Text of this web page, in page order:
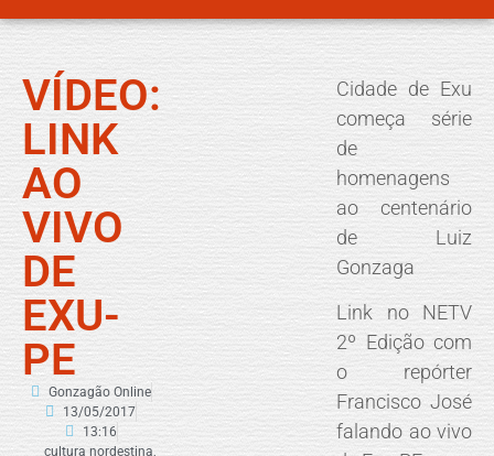
VÍDEO:
LINK
AO
VIVO
DE
EXU-
PE
Gonzagão Online
13/05/2017
13:16
cultura nordestina,
Cidade de Exu
começa série
de
homenagens
ao centenário
de Luiz
Gonzaga
Link no NETV
2º Edição com
o repórter
Francisco José
falando ao vivo